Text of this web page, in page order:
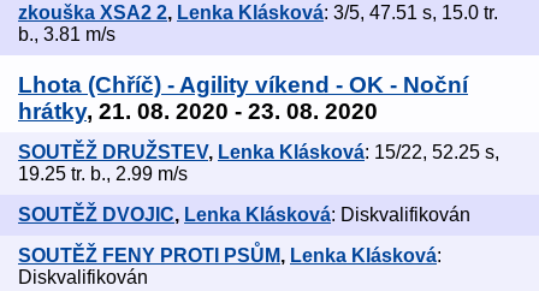
zkouška XSA2 2, Lenka Klásková: 3/5, 47.51 s, 15.0 tr.
b., 3.81 m/s
Lhota (Chříč) - Agility víkend - OK - Noční
hrátky, 21. 08. 2020 - 23. 08. 2020
SOUTĚŽ DRUŽSTEV, Lenka Klásková: 15/22, 52.25 s,
19.25 tr. b., 2.99 m/s
SOUTĚŽ DVOJIC, Lenka Klásková: Diskvalifikován
SOUTĚŽ FENY PROTI PSŮM, Lenka Klásková:
Diskvalifikován